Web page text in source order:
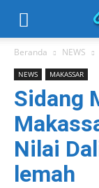
Beranda NEWS
NEWS MAKASSAR
Sidang
Nilai
lemah